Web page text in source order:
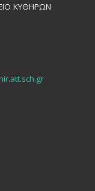
ΚΥΘΗΡΩΝ